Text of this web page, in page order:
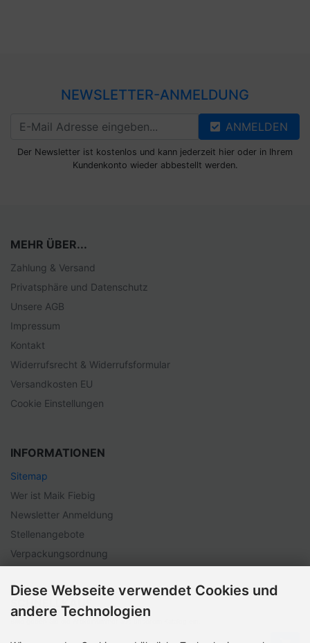
NEWSLETTER-ANMELDUNG
ANMELDEN
Der Newsletter ist kostenlos und kann jederzeit hier oder in Ihrem
Kundenkonto wieder abbestellt werden.
MEHR ÜBER...
Zahlung & Versand
Privatsphäre und Datenschutz
Unsere AGB
Impressum
Kontakt
Widerrufsrecht & Widerrufsformular
Versandkosten EU
Cookie Einstellungen
INFORMATIONEN
Sitemap
Wer ist Maik Fiebig
Newsletter Anmeldung
Stellenangebote
Verpackungsordnung
SCHNELLKAUF
Bitte geben Sie die Artikelnummer aus unserem Katalog ein.
Diese Webseite verwendet Cookies und
andere Technologien